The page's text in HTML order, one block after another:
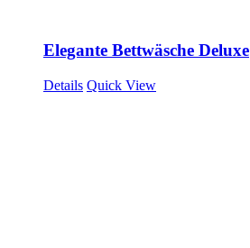
Elegante Bettwäsche Deluxe
Details Quick View